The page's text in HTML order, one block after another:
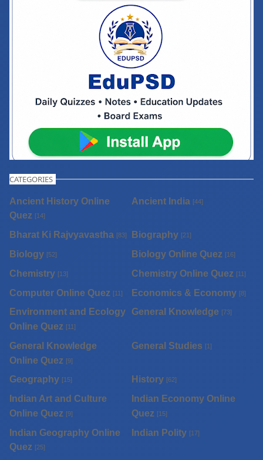
CATEGORIES
Ancient History Online
Quez [14]
Ancient India [44]
Bharat Ki Rajvyavastha [83] Biography [21]
Biology [52] Biology Online Quez [16]
Chemistry [13] Chemistry Online Quez [11]
Computer Online Quez [11] Economics & Economy [8]
Environment and Ecology
Online Quez [11]
General Knowledge [73]
General Knowledge
Online Quez [9]
General Studies [1]
Geography [15] History [62]
Indian Art and Culture
Online Quez [9]
Indian Economy Online
Quez [15]
Indian Geography Online
Quez [25]
Indian Polity [17]